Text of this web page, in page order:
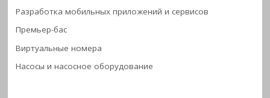
Разработка мобильных приложений и сервисов
Премьер-бас
Виртуальные номера
Насосы и насосное оборудование